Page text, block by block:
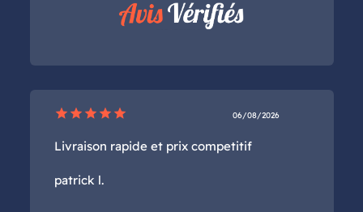
star star star star star 06/08/2026
Livraison rapide et prix competitif
patrick l.